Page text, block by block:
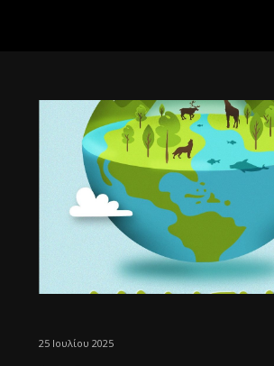
25 Ιουλίου 2025